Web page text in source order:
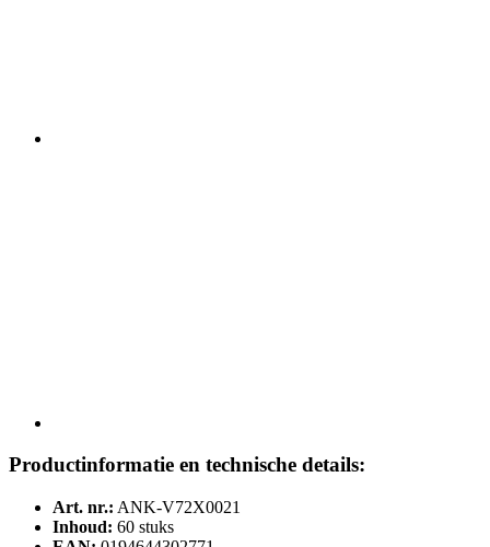
Productinformatie en technische details:
Art. nr.: ANK-V72X0021
Inhoud: 60 stuks